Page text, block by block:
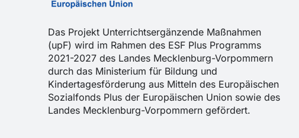
Das Projekt Unterrichtsergänzende Maßnahmen
(upF) wird im Rahmen des ESF Plus Programms
2021-2027 des Landes Mecklenburg-Vorpommern
durch das Ministerium für Bildung und
Kindertagesförderung aus Mitteln des Europäischen
Sozialfonds Plus der Europäischen Union sowie des
Landes Mecklenburg-Vorpommern gefördert.